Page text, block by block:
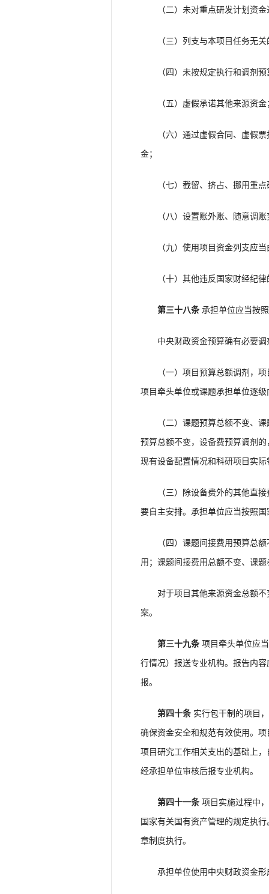
（二）未对重点研发计划资金
（三）列支与本项目任务无关
（四）未按规定执行和调剂预
（五）虚假承诺其他来源资金
（六）通过虚假合同、虚假票
金；
（七）截留、挤占、挪用重点
（八）设置账外账、随意调账
（九）使用项目资金列支应当
（十）其他违反国家财经纪律
第三十八条承担单位应当按
中央财政资金预算确有必要调
（一）项目预算总额调剂，项
项目牵头单位或课题承担单位逐
（二）课题预算总额不变、课
预算总额不变，设备费预算调剂
现有设备配置情况和科研项目实
（三）除设备费外的其他直接
要自主安排。承担单位应当按照
（四）课题间接费用预算总额
用；课题间接费用总额不变、课
对于项目其他来源资金总额不
案。
第三十九条项目牵头单位应
行情况）报送专业机构。报告内
报。
第四十条实行包干制的项目
确保资金安全和规范有效使用。
项目研究工作相关支出的基础上
经承担单位审核后报专业机构。
第四十一条项目实施过程中
国家有关国有资产管理的规定执
章制度执行。
承担单位使用中央财政资金形